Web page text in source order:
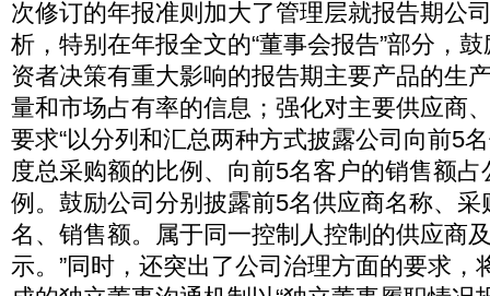
次修订的年报准则加大了管理层就报告期公
析，特别在年报全文的“董事会报告”部分，
资者决策有重大影响的报告期主要产品的生
量和市场占有率的信息；强化对主要供应商
要求“以分列和汇总两种方式披露公司向前5
度总采购额的比例、向前5名客户的销售额
例。鼓励公司分别披露前5名供应商名称、
名、销售额。属于同一控制人控制的供应商
示。”同时，还突出了公司治理方面的要求，